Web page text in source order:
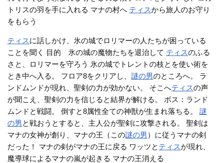
トリスの羽を手に入れる マナの村へ ティスから旅人のお守り
をもらう
ティスに話しかけ、氷の城でロリマーの人たちが困っている
ことを聞く 目的 氷の城の魔物たちを退治して ティスのふる
さと、ロリマーを守ろう 氷の城でトレントの枝とを使い術を
とき中へ入る。 フロア8をクリアし、謎の男のところへ。 ラ
ンドムンドが現れ、聖剣の力が効かない。 そこへティスの声
が聞こえ、聖剣の力を信じると結界が解ける。 ボス：ランド
ムンドと戦闘。 倒すと8属性全ての神獣が生まれ落ちる。謎
の男 と戦おうとすると、主人公が聖剣に攻撃される。 聖剣は
マナの女神が創り、マナの王（この謎の男 ）に従うマナの剣
だった！ マナの剣がマナの王に戻る ワッツと ティスが現れ、
魔導球によるマナの嵐が起きる マナの王消える